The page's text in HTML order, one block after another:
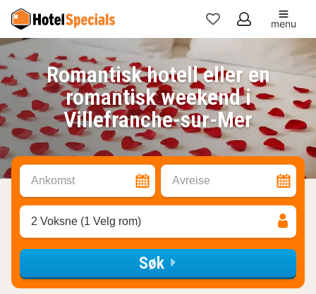
Mine
favoritter
menu
Romantisk hotell eller en
romantisk weekend i
Villefranche-sur-Mer
Ankomst Avreise
2 Voksne (1 Velg rom)
Søk